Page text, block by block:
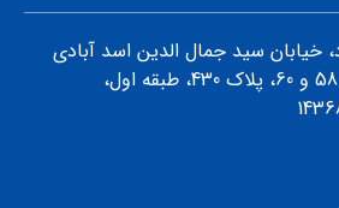
خیابان سید جمال الدین اسد آبادی
بین خیابان های 58 و 60، پلاک 430، طبقه اول،